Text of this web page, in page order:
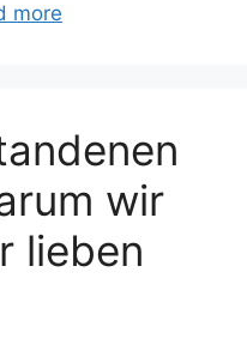
more
wir
lieben